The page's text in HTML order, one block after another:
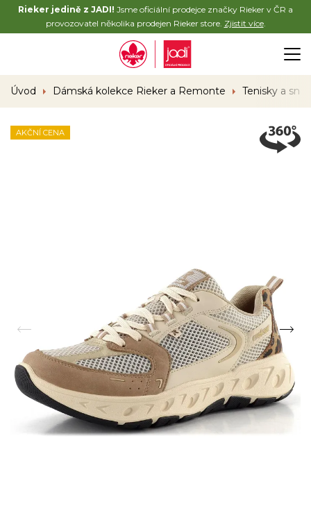
Rieker jedině z JADI! Jsme oficiální prodejce značky Rieker v ČR a
provozovatel několika prodejen Rieker store. Zjistit více.
Úvod Dámská kolekce Rieker a Remonte Tenisky a
AKČNÍ CENA